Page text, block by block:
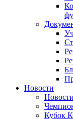
Новости
Кубок